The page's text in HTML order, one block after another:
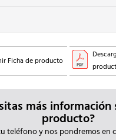
Ficha de producto
más
producto?
teléfono y nos pondremos en